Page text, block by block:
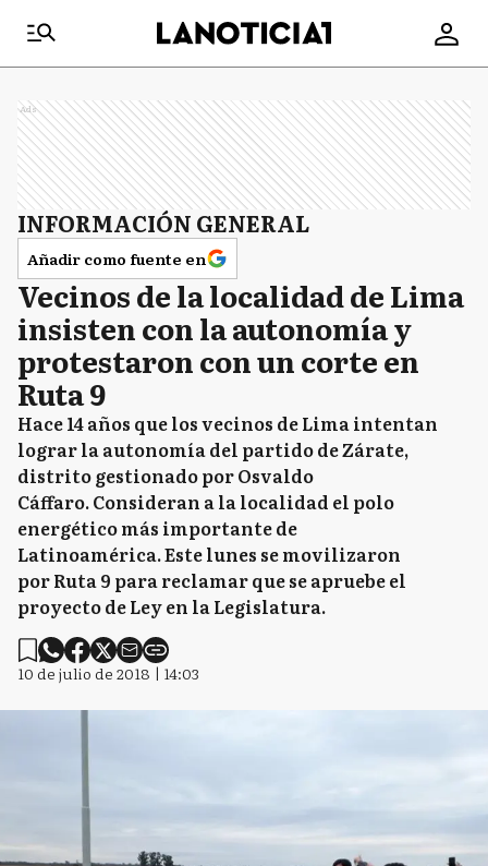
Ads
INFORMACIÓN GENERAL
Añadir como fuente en
Vecinos de la localidad de Lima
insisten con la autonomía y
protestaron con un corte en
Ruta 9
Hace 14 años que los vecinos de Lima intentan
lograr la autonomía del partido de Zárate,
distrito gestionado por Osvaldo
Cáffaro. Consideran a la localidad el polo
energético más importante de
Latinoamérica. Este lunes se movilizaron
por Ruta 9 para reclamar que se apruebe el
proyecto de Ley en la Legislatura.
10 de julio de 2018 | 14:03